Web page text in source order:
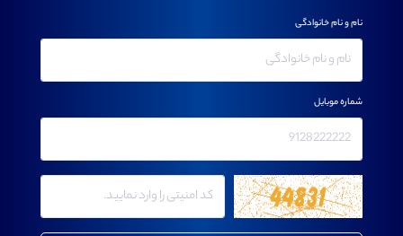
نام و نام خانوادگی
شماره موبایل